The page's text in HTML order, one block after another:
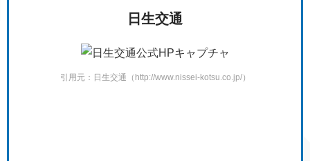
日生交通
引用元：日生交通（http://www.nissei-kotsu.co.jp/）